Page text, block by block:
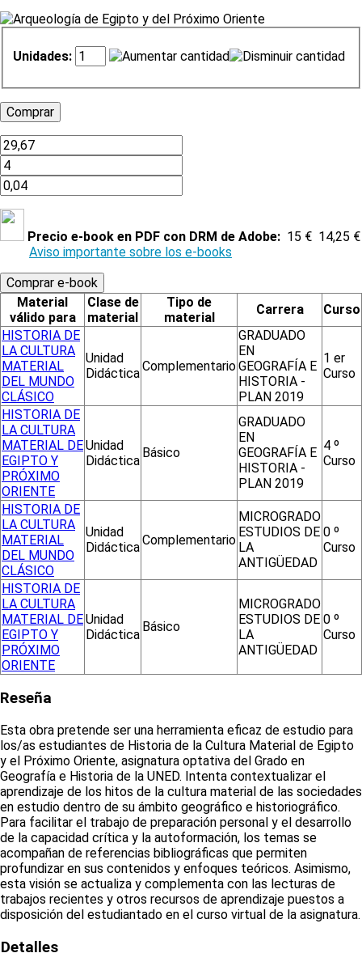
Unidades:
Precio e-book en PDF con DRM de Adobe: 15 € 14,25 €
Aviso importante sobre los e-books
Material
válido para
Clase de
material
Tipo de
material
Carrera
Curso
HISTORIA DE
LA CULTURA
MATERIAL
DEL MUNDO
CLÁSICO
Unidad
DidácticaComplementario
GRADUADO
EN
GEOGRAFÍA E
HISTORIA -
PLAN 2019
1 er
Curso
HISTORIA DE
LA CULTURA
MATERIAL DE
EGIPTO Y
PRÓXIMO
ORIENTE
Unidad
Didáctica
Básico
GRADUADO
EN
GEOGRAFÍA E
HISTORIA -
PLAN 2019
4 º
Curso
HISTORIA DE
LA CULTURA
MATERIAL
DEL MUNDO
CLÁSICO
Unidad
DidácticaComplementario
MICROGRADO
ESTUDIOS DE
LA
ANTIGÜEDAD
0 º
Curso
HISTORIA DE
LA CULTURA
MATERIAL DE
EGIPTO Y
PRÓXIMO
ORIENTE
Unidad
Didáctica
Básico
MICROGRADO
ESTUDIOS DE
LA
ANTIGÜEDAD
0 º
Curso
Reseña
Esta obra pretende ser una herramienta eficaz de estudio para
los/as estudiantes de Historia de la Cultura Material de Egipto
y el Próximo Oriente, asignatura optativa del Grado en
Geografía e Historia de la UNED. Intenta contextualizar el
aprendizaje de los hitos de la cultura material de las sociedades
en estudio dentro de su ámbito geográfico e historiográfico.
Para facilitar el trabajo de preparación personal y el desarrollo
de la capacidad crítica y la autoformación, los temas se
acompañan de referencias bibliográficas que permiten
profundizar en sus contenidos y enfoques teóricos. Asimismo,
esta visión se actualiza y complementa con las lecturas de
trabajos recientes y otros recursos de aprendizaje puestos a
disposición del estudiantado en el curso virtual de la asignatura.
Detalles